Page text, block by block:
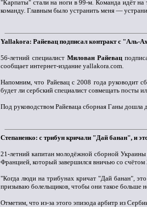
"Карпаты" стали на ноги в 99-м. Команда идёт на
команду. Главным было устранить меня —
Yallakora: Райевац подписал контракт с "Аль-
56-летний специалистМилован Райевац
сообщает интернет-издание yallakora.com.
Напомним, что Райевац с 2008 года руководит
будет ли сербский специалист совмещать посты
Под руководством Райеваца сборная Ганы
Степаненко: с трибун кричали "Дай банан", и
21-летний капитан молодёжной сборной
Францией, который завершился вничью со счётом
"Когда люди на трибунах кричат "Дай банан",
призываю болельщиков, чтобы они такое больше
Отметим, что из-за этого эпизода арбитр из